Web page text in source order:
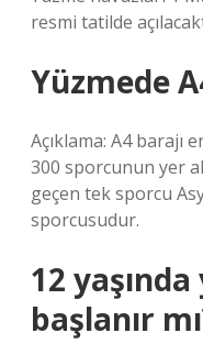
resmi tatilde
Yüzmede
Açıklama: A4 barajı
300 sporcunun yer
geçen tek sporcu
sporcusudur.
12
başlanır